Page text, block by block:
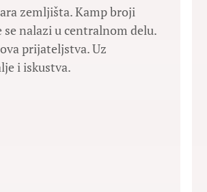
zemljišta. Kamp broji
se nalazi u centralnom delu.
prijateljstva. Uz
i iskustva.